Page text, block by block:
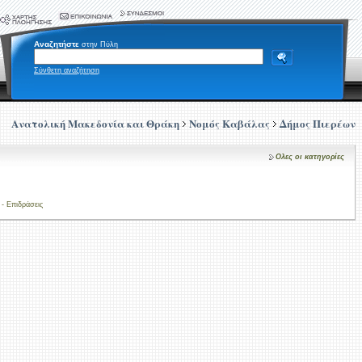
Αναζητήστε στην Πύλη
Σύνθετη αναζήτηση
Ανατολική Μακεδονία και Θράκη Νομός Καβάλας Δήμος Πιερέων
Ολες οι κατηγορίες
Επιδράσεις